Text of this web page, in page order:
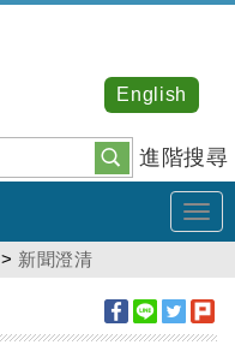
進階搜尋
English
> 新聞澄清